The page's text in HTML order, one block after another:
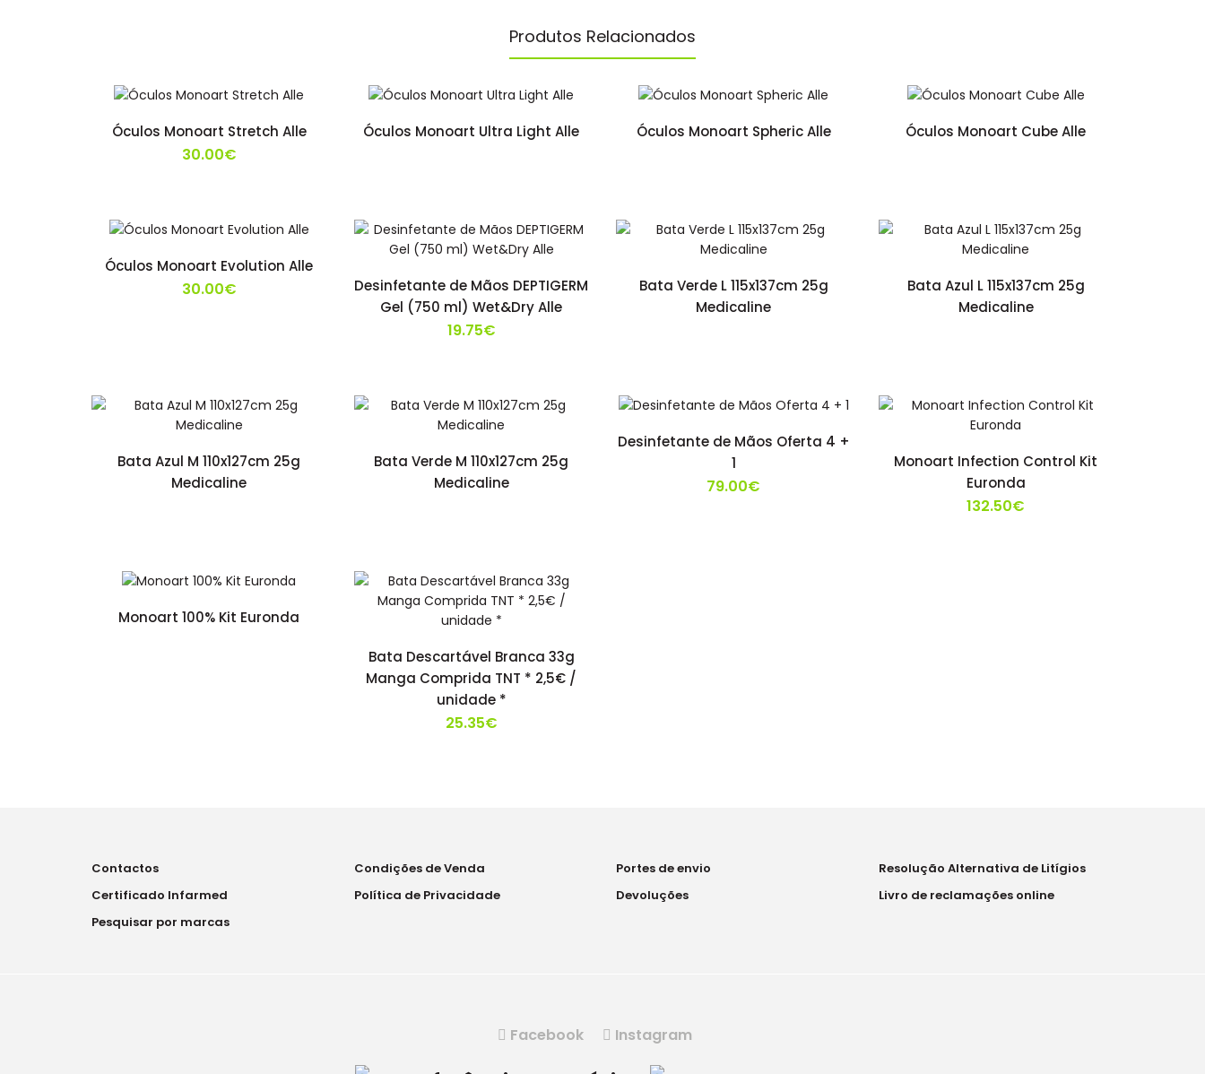
Produtos Relacionados
Óculos Monoart Stretch Alle
30.00€
Óculos Monoart Ultra Light Alle Óculos Monoart Spheric Alle Óculos Monoart Cube Alle
Óculos Monoart Evolution Alle
30.00€
Desinfetante de Mãos DEPTIGERM
Gel (750 ml) Wet&Dry Alle
19.75€
Bata Verde L 115x137cm 25g
Medicaline
Bata Azul L 115x137cm 25g
Medicaline
Bata Azul M 110x127cm 25g
Medicaline
Bata Verde M 110x127cm 25g
Medicaline
Desinfetante de Mãos Oferta 4 +
1
79.00€
Monoart Infection Control Kit
Euronda
132.50€
Monoart 100% Kit Euronda
Bata Descartável Branca 33g
Manga Comprida TNT * 2,5€ /
unidade *
25.35€
Contactos
Certificado Infarmed
Pesquisar por marcas
Condições de Venda
Política de Privacidade
Portes de envio
Devoluções
Resolução Alternativa de Litígios
Livro de reclamações online
Facebook Instagram